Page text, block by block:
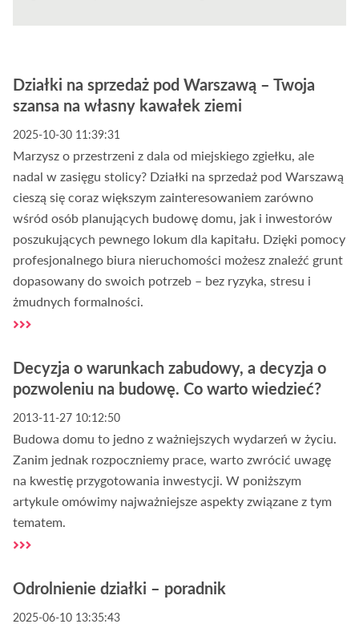
Działki na sprzedaż pod Warszawą – Twoja
szansa na własny kawałek ziemi
2025-10-30 11:39:31
Marzysz o przestrzeni z dala od miejskiego zgiełku, ale
nadal w zasięgu stolicy? Działki na sprzedaż pod Warszawą
cieszą się coraz większym zainteresowaniem zarówno
wśród osób planujących budowę domu, jak i inwestorów
poszukujących pewnego lokum dla kapitału. Dzięki pomocy
profesjonalnego biura nieruchomości możesz znaleźć grunt
dopasowany do swoich potrzeb – bez ryzyka, stresu i
żmudnych formalności.
Decyzja o warunkach zabudowy, a decyzja o
pozwoleniu na budowę. Co warto wiedzieć?
2013-11-27 10:12:50
Budowa domu to jedno z ważniejszych wydarzeń w życiu.
Zanim jednak rozpoczniemy prace, warto zwrócić uwagę
na kwestię przygotowania inwestycji. W poniższym
artykule omówimy najważniejsze aspekty związane z tym
tematem.
Odrolnienie działki – poradnik
2025-06-10 13:35:43